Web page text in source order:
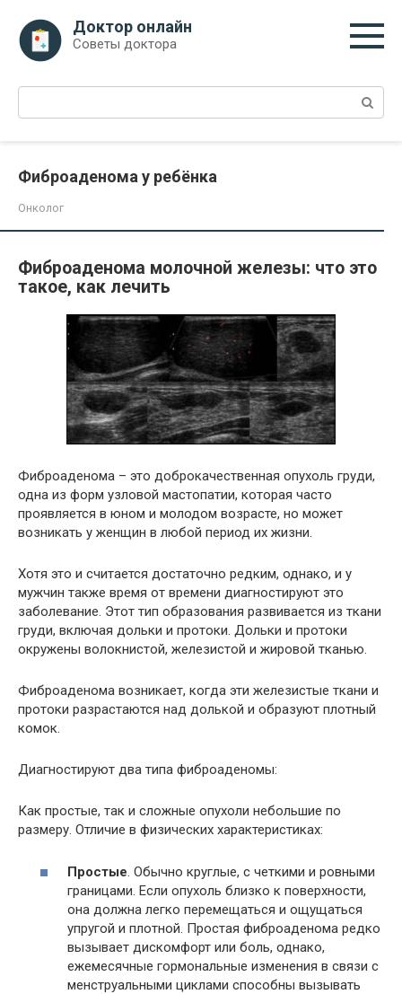
контенту
Доктор онлайн
Советы доктора
Поиск:
Фиброаденома у ребёнка
Онколог
Фиброаденома молочной железы: что это
такое, как лечить
Фиброаденома – это доброкачественная опухоль груди,
одна из форм узловой мастопатии, которая часто
проявляется в юном и молодом возрасте, но может
возникать у женщин в любой период их жизни.
Хотя это и считается достаточно редким, однако, и у
мужчин также время от времени диагностируют это
заболевание. Этот тип образования развивается из ткани
груди, включая дольки и протоки. Дольки и протоки
окружены волокнистой, железистой и жировой тканью.
Фиброаденома возникает, когда эти железистые ткани и
протоки разрастаются над долькой и образуют плотный
комок.
Диагностируют два типа фиброаденомы:
Как простые, так и сложные опухоли небольшие по
размеру. Отличие в физических характеристиках:
Простые . Обычно круглые, с четкими и ровными
границами. Если опухоль близко к поверхности,
она должна легко перемещаться и ощущаться
упругой и плотной. Простая фиброаденома редко
вызывает дискомфорт или боль, однако,
ежемесячные гормональные изменения в связи с
менструальными циклами способны вызывать